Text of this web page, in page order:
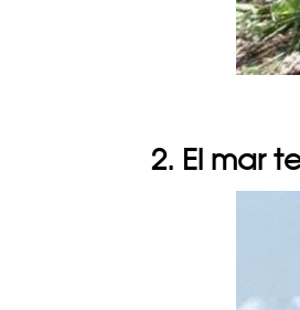
2. El mar